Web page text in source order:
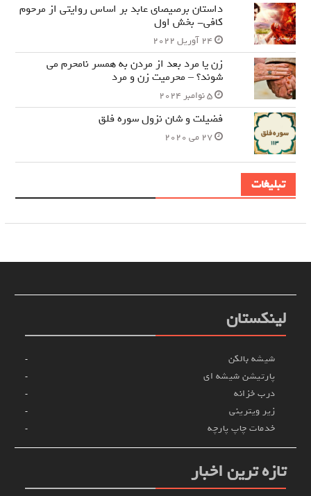
داستان برصیصای عابد بر اساس روایتی از مرحوم
کافی- بخش اول
24 آوریل 2022
زن یا مرد بعد از مردن به همسر نامحرم می
شوند؟ – محرمیت زن و مرد
5 نوامبر 2024
فضیلت و شان نزول سوره فلق
27 می 2020
تبلیغات
لینکستان
شیشه بالکن
پارتیشن شیشه ای
درب خزانه
زیر ویترینی
خدمات چاپ پارچه
تازه ترین اخبار